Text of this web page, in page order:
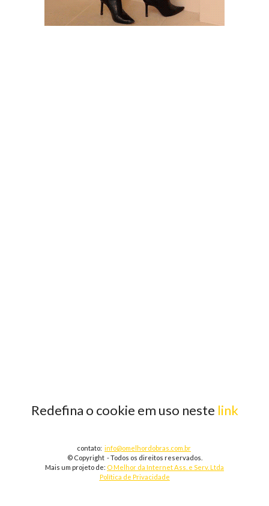
Redefina o cookie em uso neste link
contato: info@omelhordobras.com.br
© Copyright - Todos os direitos reservados.
Mais um projeto de: O Melhor da Internet Ass. e Serv. Ltda
Política de Privacidade